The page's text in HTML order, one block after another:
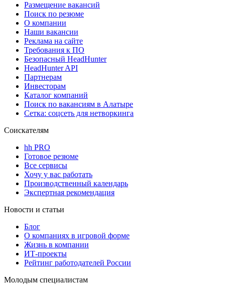
Размещение вакансий
Поиск по резюме
О компании
Наши вакансии
Реклама на сайте
Требования к ПО
Безопасный HeadHunter
HeadHunter API
Партнерам
Инвесторам
Каталог компаний
Поиск по вакансиям в Алатыре
Сетка: соцсеть для нетворкинга
Соискателям
hh PRO
Готовое резюме
Все сервисы
Хочу у вас работать
Производственный календарь
Экспертная рекомендация
Новости и статьи
Блог
О компаниях в игровой форме
Жизнь в компании
ИТ-проекты
Рейтинг работодателей России
Молодым специалистам